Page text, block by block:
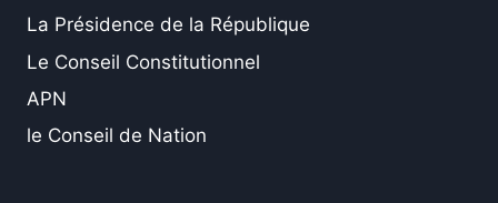
La Présidence de la République
Le Conseil Constitutionnel
APN
le Conseil de Nation